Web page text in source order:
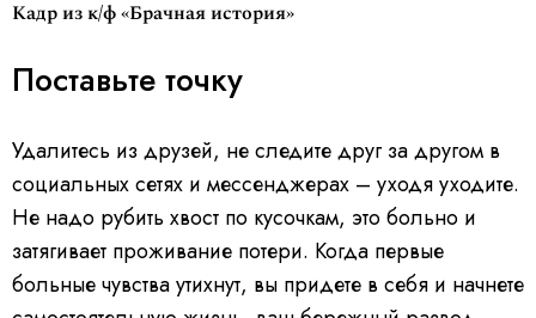
Кадр из к/ф «Брачная история»
Поставьте точку
Удалитесь из друзей, не следите друг за другом в
социальных сетях и мессенджерах – уходя уходите.
Не надо рубить хвост по кусочкам, это больно и
затягивает проживание потери. Когда первые
больные чувства утихнут, вы придете в себя и начнете